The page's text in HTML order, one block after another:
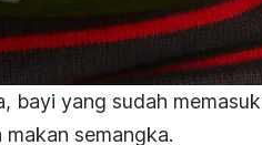
bayi yang sudah
makan semangka.